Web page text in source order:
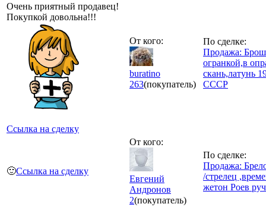
Очень приятный продавец!
Покупкой довольна!!!
Ссылка на сделку
От кого:
buratino
263(покупатель)
По сделке:
Продажа:
огранкой,в
скань,латунь
СССР
🙂Ссылка на сделку
От кого:
Евгений
Андронов
2(покупатель)
По сделке:
Продажа:
/стрелец
жетон Роев